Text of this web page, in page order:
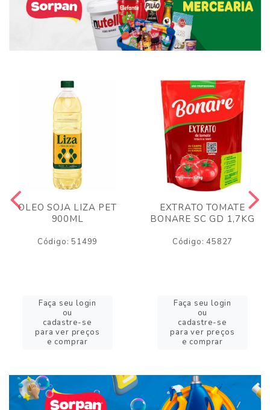
OLEO SOJA LIZA PET
900ML
Código: 51499
Faça seu login
ou
cadastre-se
para ver preços
e comprar
EXTRATO TOMATE
BONARE SC GD 1,7KG
Código: 45827
Faça seu login
ou
cadastre-se
para ver preços
e comprar